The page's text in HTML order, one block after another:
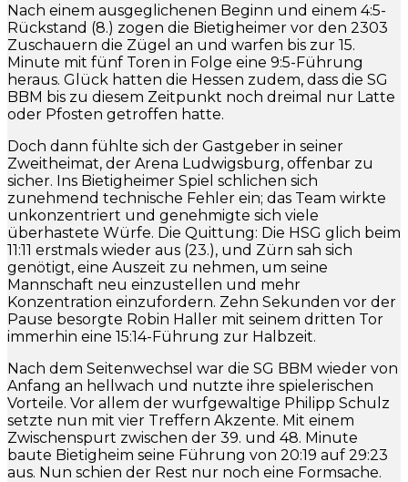
Nach einem ausgeglichenen Beginn und einem 4:5-
Rückstand (8.) zogen die Bietigheimer vor den 2303
Zuschauern die Zügel an und warfen bis zur 15.
Minute mit fünf Toren in Folge eine 9:5-Führung
heraus. Glück hatten die Hessen zudem, dass die SG
BBM bis zu diesem Zeitpunkt noch dreimal nur Latte
oder Pfosten getroffen hatte.
Doch dann fühlte sich der Gastgeber in seiner
Zweitheimat, der Arena Ludwigsburg, offenbar zu
sicher. Ins Bietigheimer Spiel schlichen sich
zunehmend technische Fehler ein; das Team wirkte
unkonzentriert und genehmigte sich viele
überhastete Würfe. Die Quittung: Die HSG glich beim
11:11 erstmals wieder aus (23.), und Zürn sah sich
genötigt, eine Auszeit zu nehmen, um seine
Mannschaft neu einzustellen und mehr
Konzentration einzufordern. Zehn Sekunden vor der
Pause besorgte Robin Haller mit seinem dritten Tor
immerhin eine 15:14-Führung zur Halbzeit.
Nach dem Seitenwechsel war die SG BBM wieder von
Anfang an hellwach und nutzte ihre spielerischen
Vorteile. Vor allem der wurfgewaltige Philipp Schulz
setzte nun mit vier Treffern Akzente. Mit einem
Zwischenspurt zwischen der 39. und 48. Minute
baute Bietigheim seine Führung von 20:19 auf 29:23
aus. Nun schien der Rest nur noch eine Formsache.